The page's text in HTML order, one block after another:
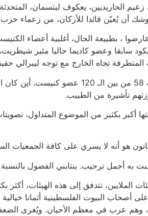
الحاريديين، يعكوف ليتسمان،
أن يُعيّن قائدا للأركان، من زعماء حزب
الـ 17 الذين عارضوا ، بطبيعة الحال،
سابقا وعضو كاديما حاليا مئير
تجاه الخارج مع توجه ليبرالي
تأشيرة من الطبيب.
أكبر بكثير من الموضوع المتداول،
هو أنه لا يسري على كافة الجمعيات
به أجمل ترحيب. ينتابني الفضول بالنسبة
الملايين، تتدفق إلى هذه الهيئات،
البيوت الفلسطينية أثمانا خيالية
وهم عرب في معظم الأحيان. ويُغرى